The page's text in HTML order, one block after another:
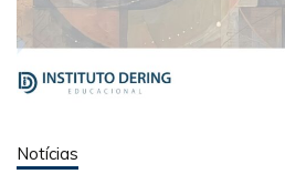
Notícias